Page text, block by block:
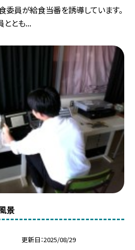
委員が給食当番を誘導しています。
とも...
景
更新日 2025/08/29